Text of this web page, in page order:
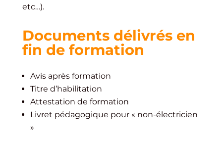
etc…).
Documents délivrés en
fin de formation
Avis après formation
Titre d’habilitation
Attestation de formation
Livret pédagogique pour « non-électricien
»